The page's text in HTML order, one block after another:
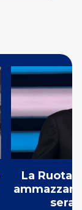
La Ruota